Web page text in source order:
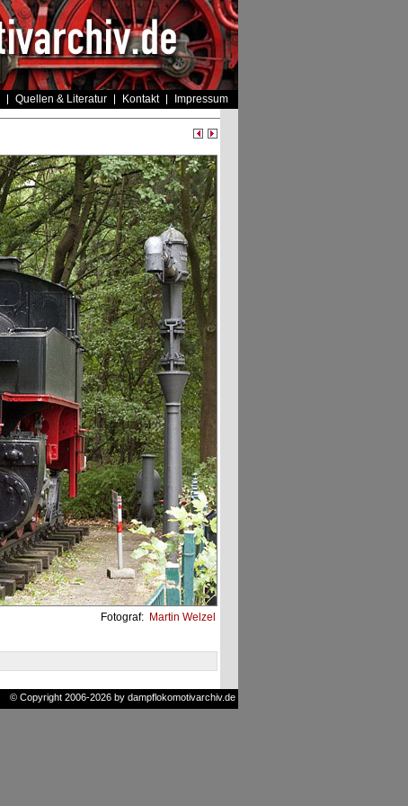
Quellen & Literatur Kontakt Impressum
Fotograf: Martin Welzel
© Copyright 2006-2026 by dampflokomotivarchiv.de